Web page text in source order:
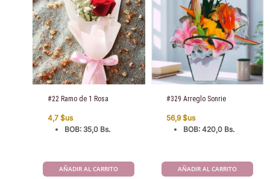
#22 Ramo de 1 Rosa
4,7$us
BOB:35,0 Bs.
AÑADIR AL CARRITO
#329 Arreglo Sonrie
56,9$us
BOB:420,0 Bs.
AÑADIR AL CARRITO